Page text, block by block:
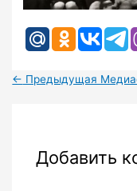
← Предыдущая
Добавить